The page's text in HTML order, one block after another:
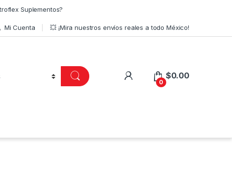
Suplementos?
Mi Cuenta 💥 ¡Mira nuestros envíos reales a todo México!
0
$0.00